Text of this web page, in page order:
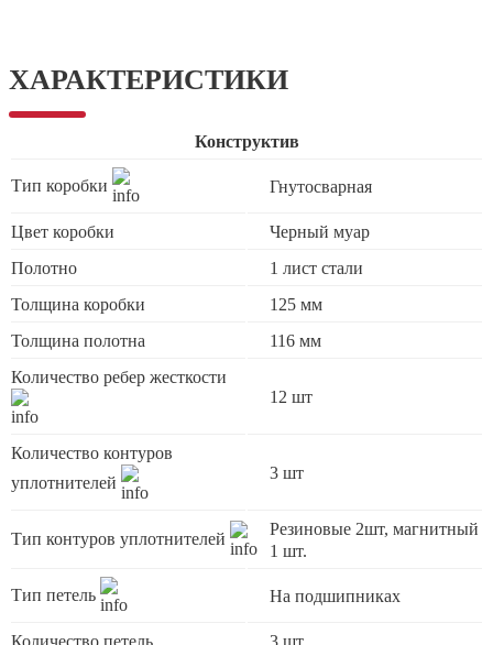
ХАРАКТЕРИСТИКИ
Конструктив
Тип коробки Гнутосварная
Цвет коробки
Черный муар
Полотно
1 лист стали
Толщина коробки
125 мм
Толщина полотна
116 мм
Количество ребер жесткости
12 шт
Количество контуров
уплотнителей
3 шт
Тип контуров уплотнителей
Резиновые 2шт, магнитный
1 шт.
Тип петель На подшипниках
Количество петель 3 шт